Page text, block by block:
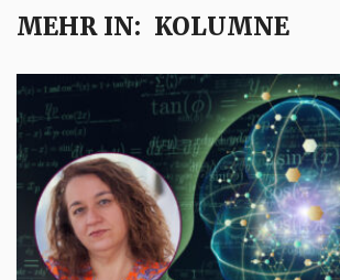
MEHR IN: KOLUMNE